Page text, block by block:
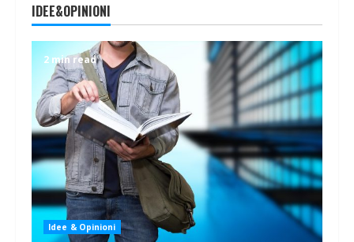
IDEE&OPINIONI
2 min read
Idee & Opinioni